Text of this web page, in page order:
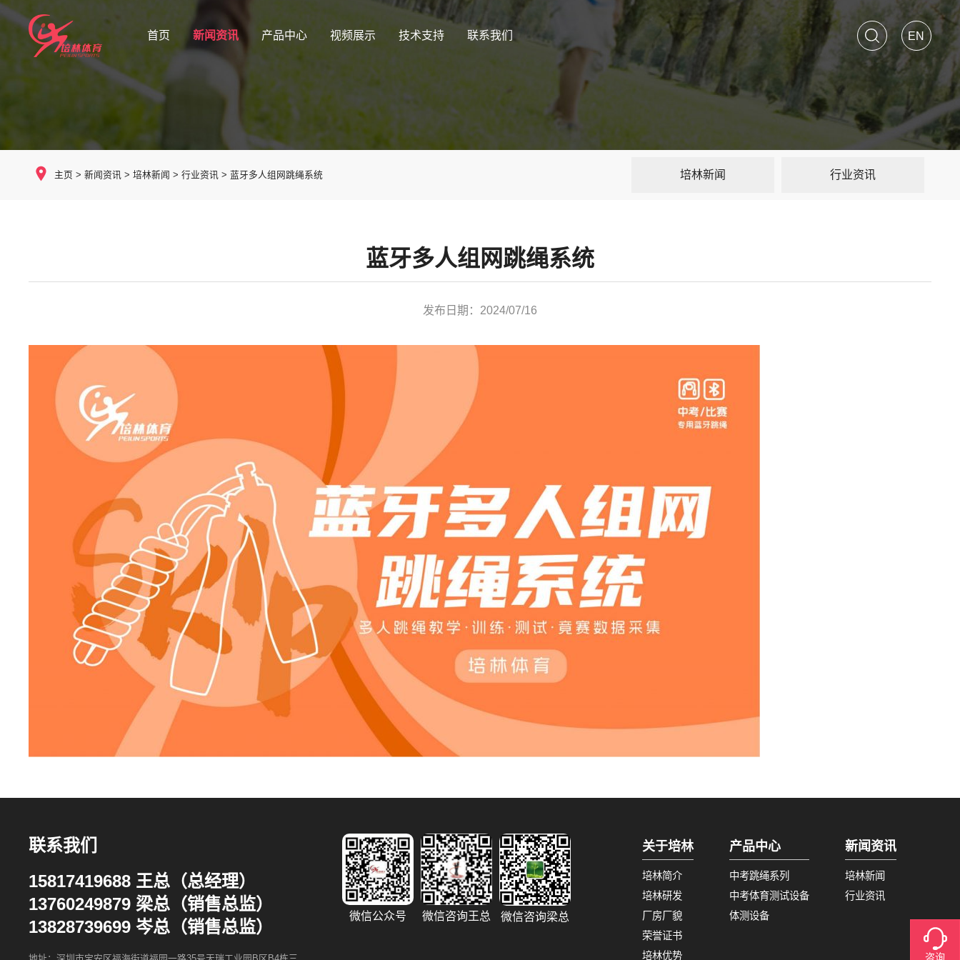
首页 新闻资讯 产品中心 视频展示 技术支持 联系我们 EN
搜索
主页 >新闻资讯 >培林新闻 >行业资讯 >蓝牙多人组网跳绳系统 培林新闻 行业资讯
蓝牙多人组网跳绳系统
发布日期：2024/07/16
联系我们
15817419688 王总（总经理）
13760249879 梁总（销售总监）
13828739699 岑总（销售总监）
微信公众号 微信咨询王总 微信咨询梁总
关于培林
培林简介
培林研发
厂房厂貌
荣誉证书
培林优势
产品中心
中考跳绳系列
中考体育测试设备
体测设备
新闻资讯
培林新闻
行业资讯
咨询